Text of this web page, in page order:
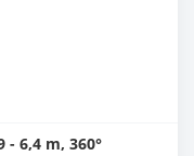
6,4 m, 360°